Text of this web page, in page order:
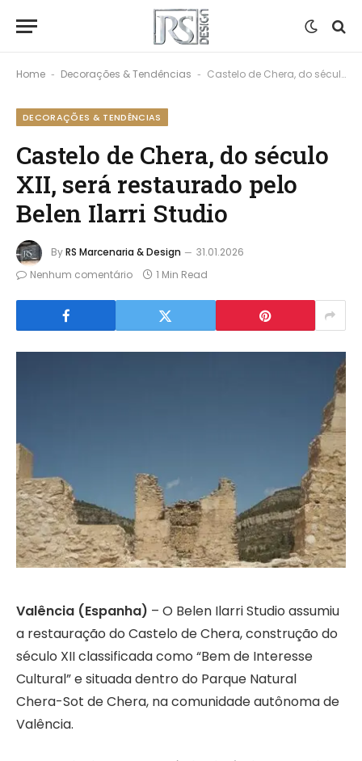
Home - Decorações & Tendências - Castelo de Chera, do século XII, será restaurado pelo Belen Ilarri Studio
DECORAÇÕES & TENDÊNCIAS
Castelo de Chera, do século
XII, será restaurado pelo
Belen Ilarri Studio
ByRS Marcenaria & Design
31.01.2026
Nenhum comentário
1 Min Read
Valência (Espanha) – O Belen Ilarri Studio assumiu
a restauração do Castelo de Chera, construção do
século XII classificada como “Bem de Interesse
Cultural” e situada dentro do Parque Natural
Chera-Sot de Chera, na comunidade autônoma de
Valência.